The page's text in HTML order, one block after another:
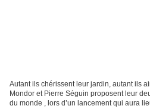
Autant ils chérissent leur jardin, autant ils
Mondor et Pierre Séguin proposent leur
du monde , lors d’un lancement qui aura